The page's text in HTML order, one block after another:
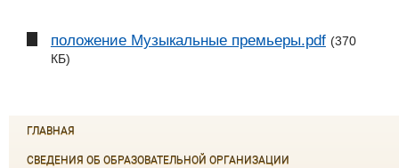
положение Музыкальные премьеры.pdf (370
КБ)
ГЛАВНАЯ
СВЕДЕНИЯ ОБ ОБРАЗОВАТЕЛЬНОЙ ОРГАНИЗАЦИИ